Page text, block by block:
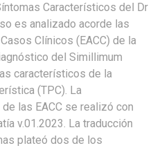
Característicos del Dr
es analizado acorde las
Clínicos (EACC) de la
del Simillimum
característicos de la
(TPC). La
las EACC se realizó con
v.01.2023. La traducción
plateó dos de los